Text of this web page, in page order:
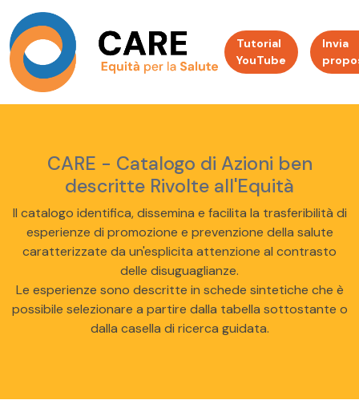
Tutorial
YouTube
Invia
CARE - Catalogo di Azioni ben
descritte Rivolte all'Equità
Il catalogo identifica, dissemina e facilita la trasferibilità di
esperienze di promozione e prevenzione della salute
caratterizzate da un'esplicita attenzione al contrasto
delle disuguaglianze.
Le esperienze sono descritte in schede sintetiche che è
possibile selezionare a partire dalla tabella sottostante o
dalla casella di ricerca guidata.